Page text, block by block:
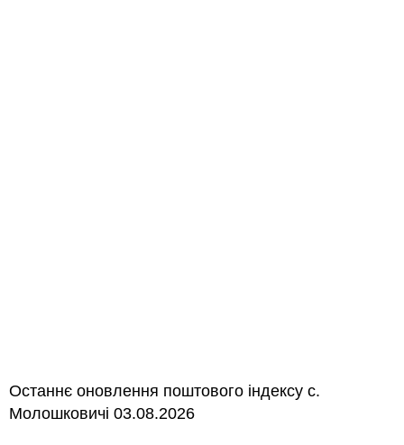
Останнє оновлення поштового індексу с.
Молошковичі 03.08.2026